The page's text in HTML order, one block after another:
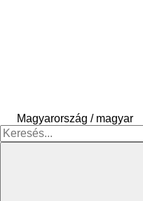
Magyarország / magyar